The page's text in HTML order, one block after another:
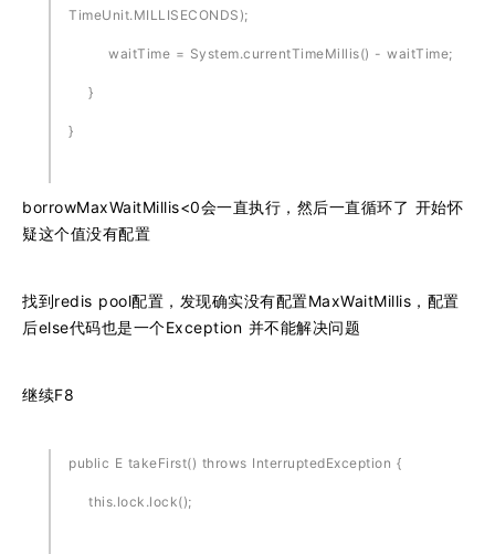
TimeUnit.MILLISECONDS);
waitTime = System.currentTimeMillis() - waitTime;
}
}
borrowMaxWaitMillis<0会一直执行，然后一直循环了 开始怀
疑这个值没有配置
找到redis pool配置，发现确实没有配置MaxWaitMillis，配置
后else代码也是一个Exception 并不能解决问题
继续F8
public E takeFirst() throws InterruptedException {
this.lock.lock();